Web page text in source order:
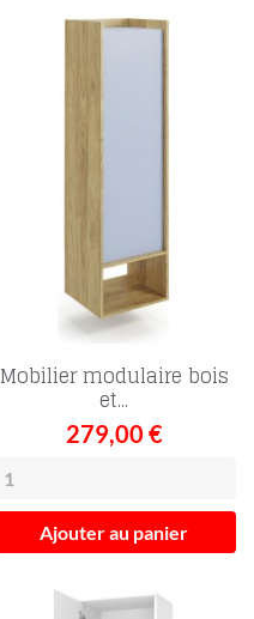
Mobilier modulaire bois
et...
279,00 €
Ajouter au panier